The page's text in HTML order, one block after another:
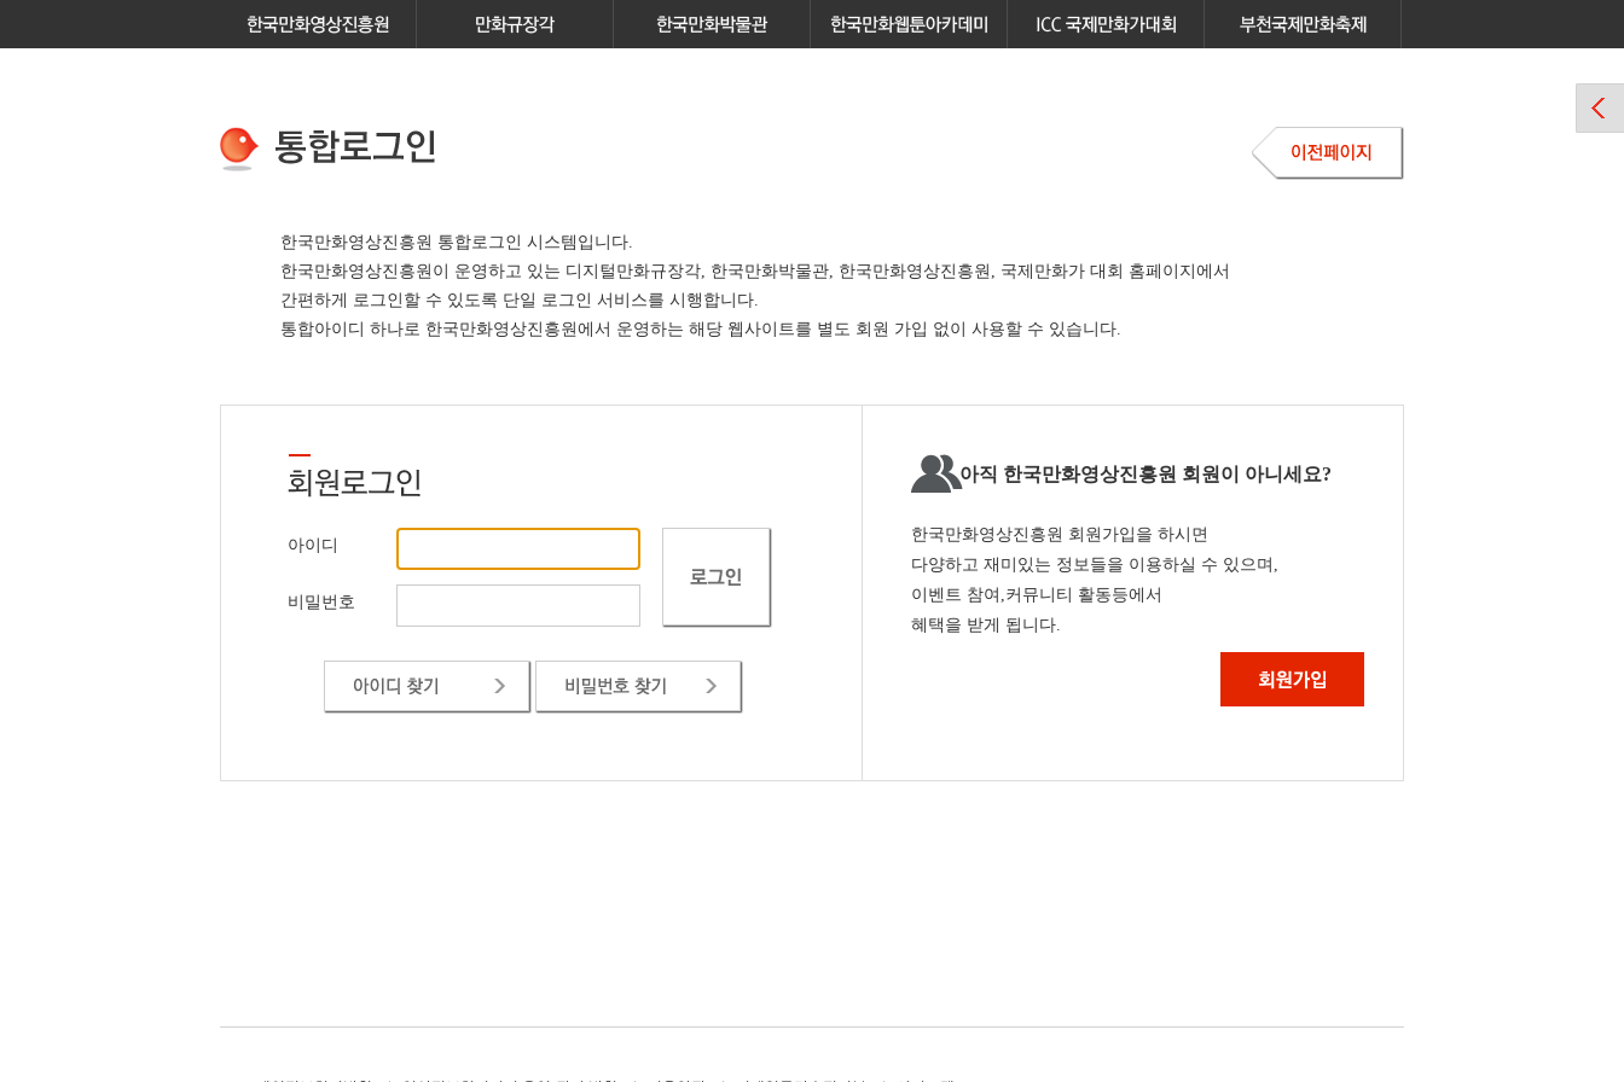
한국만화영상진흥원 통합로그인 시스템입니다.
한국만화영상진흥원이 운영하고 있는 디지털만화규장각, 한국만화박물관, 한국만화영상진흥원, 국제만화가 대회 홈페이지에서
간편하게 로그인할 수 있도록 단일 로그인 서비스를 시행합니다.
통합아이디 하나로 한국만화영상진흥원에서 운영하는 해당 웹사이트를 별도 회원 가입 없이 사용할 수 있습니다.
아이디
비밀번호
아직 한국만화영상진흥원 회원이 아니세요?
한국만화영상진흥원 회원가입을 하시면
다양하고 재미있는 정보들을 이용하실 수 있으며,
이벤트 참여,커뮤니티 활동등에서
혜택을 받게 됩니다.